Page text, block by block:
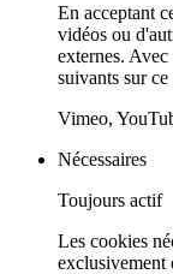
En acceptant
vidéos ou
externes.
suivants sur
Vimeo,
Nécessaires
Toujours actif
Les cookies
exclusivement